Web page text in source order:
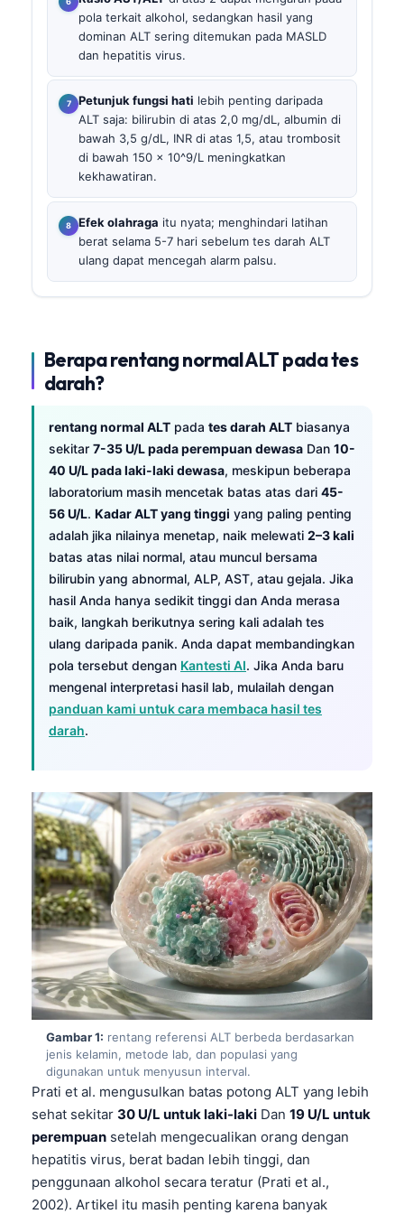
pola terkait alkohol, sedangkan hasil yang
dominan ALT sering ditemukan pada MASLD
dan hepatitis virus.
Petunjuk fungsi hati lebih penting daripada
ALT saja: bilirubin di atas 2,0 mg/dL, albumin di
bawah 3,5 g/dL, INR di atas 1,5, atau trombosit
di bawah 150 × 10^9/L meningkatkan
kekhawatiran.
Efek olahraga itu nyata; menghindari latihan
berat selama 5-7 hari sebelum tes darah ALT
ulang dapat mencegah alarm palsu.
Berapa rentang normal ALT pada tes
darah?
rentang normal ALT pada tes darah ALT biasanya
sekitar 7-35 U/L pada perempuan dewasa Dan 10-
40 U/L pada laki-laki dewasa, meskipun beberapa
laboratorium masih mencetak batas atas dari 45-
56 U/L. Kadar ALT yang tinggi yang paling penting
adalah jika nilainya menetap, naik melewati 2–3 kali
batas atas nilai normal, atau muncul bersama
bilirubin yang abnormal, ALP, AST, atau gejala. Jika
hasil Anda hanya sedikit tinggi dan Anda merasa
baik, langkah berikutnya sering kali adalah tes
ulang daripada panik. Anda dapat membandingkan
pola tersebut dengan Kantesti AI. Jika Anda baru
mengenal interpretasi hasil lab, mulailah dengan
panduan kami untuk cara membaca hasil tes
darah.
Gambar 1: rentang referensi ALT berbeda berdasarkan
jenis kelamin, metode lab, dan populasi yang
digunakan untuk menyusun interval.
Prati et al. mengusulkan batas potong ALT yang lebih
sehat sekitar 30 U/L untuk laki-laki Dan 19 U/L untuk
perempuan setelah mengecualikan orang dengan
hepatitis virus, berat badan lebih tinggi, dan
penggunaan alkohol secara teratur (Prati et al.,
2002). Artikel itu masih penting karena banyak